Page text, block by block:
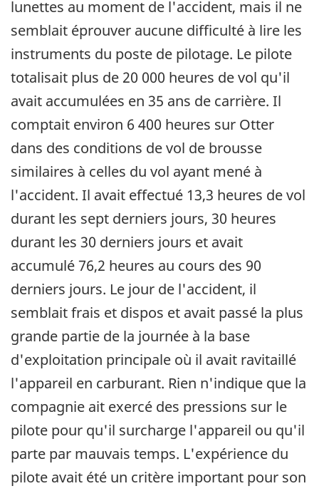
lunettes au moment de l'accident, mais il ne
semblait éprouver aucune difficulté à lire les
instruments du poste de pilotage. Le pilote
totalisait plus de 20 000 heures de vol qu'il
avait accumulées en 35 ans de carrière. Il
comptait environ 6 400 heures sur Otter
dans des conditions de vol de brousse
similaires à celles du vol ayant mené à
l'accident. Il avait effectué 13,3 heures de vol
durant les sept derniers jours, 30 heures
durant les 30 derniers jours et avait
accumulé 76,2 heures au cours des 90
derniers jours. Le jour de l'accident, il
semblait frais et dispos et avait passé la plus
grande partie de la journée à la base
d'exploitation principale où il avait ravitaillé
l'appareil en carburant. Rien n'indique que la
compagnie ait exercé des pressions sur le
pilote pour qu'il surcharge l'appareil ou qu'il
parte par mauvais temps. L'expérience du
pilote avait été un critère important pour son